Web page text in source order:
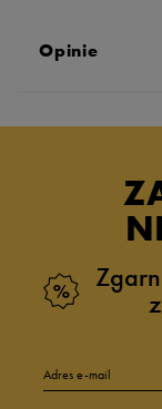
Opinie
Adres e-mail